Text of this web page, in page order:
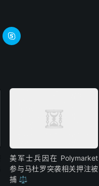

美军士兵因在 Polymarket
参与马杜罗突袭相关押注被
捕 ⚖️